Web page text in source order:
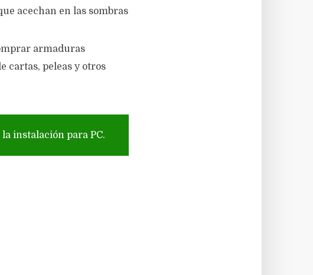
acechan en las sombras
armaduras
cartas, peleas y otros
instalación para PC.